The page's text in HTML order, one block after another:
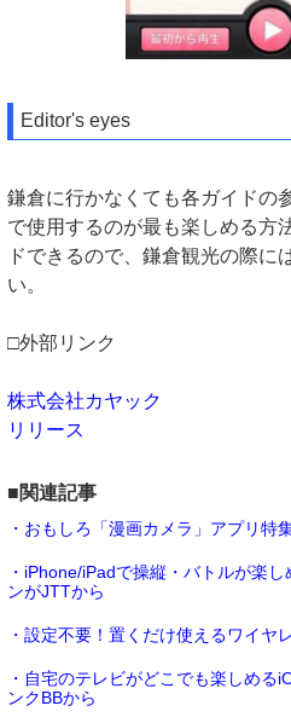
Editor's eyes
鎌倉に行かなくても各ガイドの
で使用するのが最も楽しめる方
ドできるので、鎌倉観光の際に
い。
□外部リンク
株式会社カヤック
リリース
■関連記事
・おもしろ「漫画カメラ」アプリ特
・iPhone/iPadで操縦・バトルが楽
ンがJTTから
・設定不要！置くだけ使えるワイヤ
・自宅のテレビがどこでも楽しめる
ンクBBから